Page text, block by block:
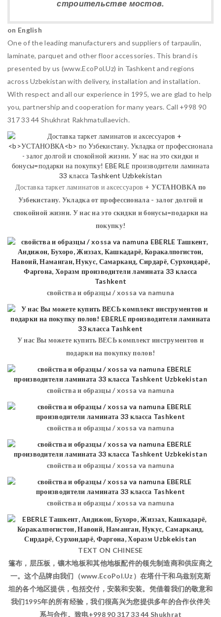
строительстве мостов.
on English
One of the leading manufacturers and suppliers of tarpaulin,
laminate, parquet and other floor accessories. This brand is
presented by us (www.EcoPol.Uz) in Tashkent and regions
across Uzbekistan with delivery, installation and installation.
With respect and all our experience in 1995, we are glad to help
you, partnership and cooperation for many years. Call +998 90
317 33 44 Shukhrat Rakhmatullaevich.
Доставка таркет ламинатов и аксессуаров + УСТАНОВКА по
Узбекистану. Укладка от профессионала - залог долгой и
спокойной жизни. У нас на это скидки и бонусы=подарки на
покупку!
свойства и образцы / xossa va namuna
У нас Вы можете купить ВЕСЬ комплект инструментов и
подарки на покупку полов!
свойства и образцы / xossa va namuna
свойства и образцы / xossa va namuna
свойства и образцы / xossa va namuna
свойства и образцы / xossa va namuna
TEXT ON CHINESE
篷布，层压板，镶木地板和其他地板配件的领先制造商和供应商之
一。这个品牌由我们（www.EcoPol.Uz）在塔什干和乌兹别克斯
坦的各个地区提供，包括交付，安装和安装。凭借着我们的敬意和
我们1995年的所有经验，我们很高兴为您提供多年的合作伙伴关
系与合作。致电+998 90 317 33 44 Shukhrat